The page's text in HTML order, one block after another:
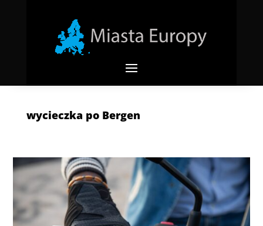
wycieczka po Bergen